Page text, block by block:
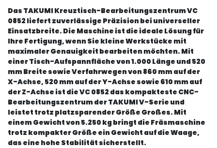
Das TAKUMI Kreuztisch-Bearbeitungszentrum VC
0852 liefert zuverlässige Präzision bei universeller
Einsatzbreite. Die Maschine ist die ideale Lösung für
Ihre Fertigung, wenn Sie kleine Werkstücke mit
maximaler Genauigkeit bearbeiten möchten. Mit
einer Tisch-Aufspannfläche von 1.000 Länge und 520
mm Breite sowie Verfahrwegen von 860 mm auf der
X-Achse, 520 mm auf der Y-Achse sowie 610 mm auf
der Z-Achse ist die VC 0852 das kompakteste CNC-
Bearbeitungszentrum der TAKUMI V-Serie und
leistet trotz platzsparender Größe Großes. Mit
einem Gewicht von 5.250 kg bringt die Fräsmaschine
trotz kompakter Größe ein Gewicht auf die Waage,
das eine hohe Stabilität sicherstellt.